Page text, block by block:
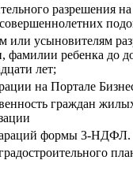
разрешения
или усыновителям
фамилии ребенка до
лет;
на Портале
граждан
формы 3-НДФЛ.